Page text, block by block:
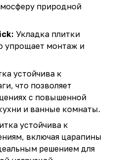
природной
Укладка плитки
упрощает монтаж и
устойчива к
что позволяет
с повышенной
и ванные комнаты.
устойчива к
включая царапины
решением для